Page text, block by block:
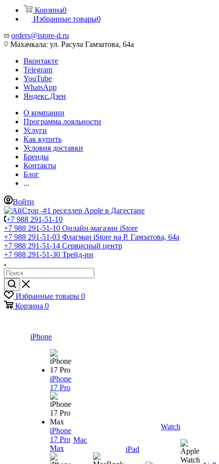
Корзина0
Избранные товары0
orders@istore-d.ru
Махачкала: ул. Расула Гамзатова, 64а
Вконтакте
Telegram
YouTube
WhatsApp
Яндекс.Дзен
О компании
Программа лояльности
Услуги
Как купить
Условия доставки
Бренды
Контакты
Блог
...
Войти
+7 988 291-51-10
+7 988 291-51-10 Онлайн-магазин iStore
+7 988 291-51-03 Флагман iStore на Р. Гамзатова, 64а
+7 988 291-51-14 Сервисный центр
+7 988 291-51-30 Трейд-ин
Избранные товары 0
Корзина 0
iPhone
iPhone
17 Pro
iPhone
17 Pro
Max
Mac
iPad
Watch